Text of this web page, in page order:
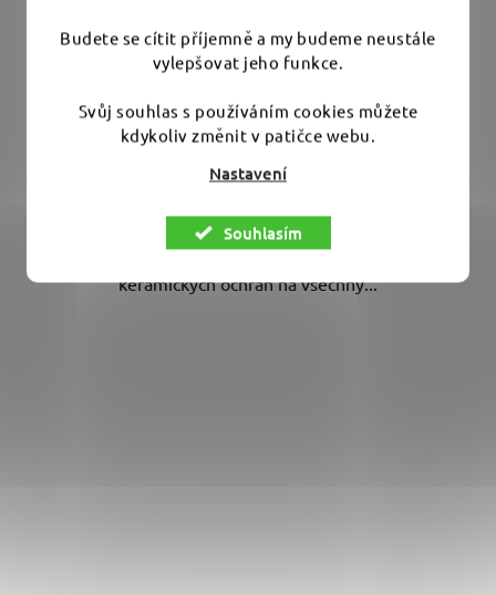
Budete se cítit příjemně a my budeme neustále
vylepšovat jeho funkce.
Svůj souhlas s používáním cookies můžete
kdykoliv změnit v patičce webu.
Nastavení
Souhlasím
Skladem(1 ks)
939 Kč
DO KOŠÍKU
Oboustranný aplikátor pro přesnou a bezpečnou aplikaci
keramických ochran na všechny...